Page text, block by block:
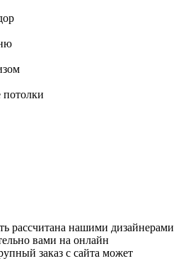
рассчитана нашими дизайнерами
вами на онлайн
заказ с сайта может